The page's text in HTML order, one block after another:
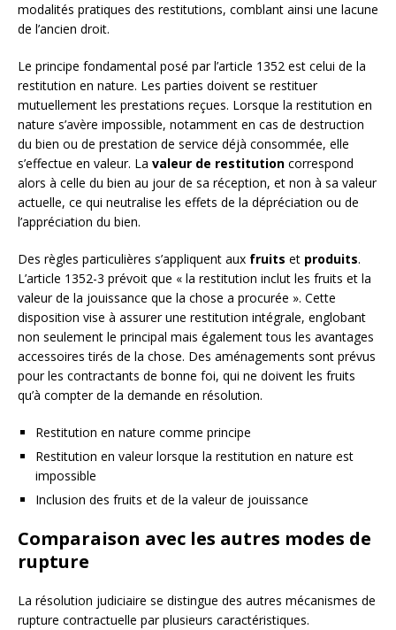
modalités pratiques des restitutions, comblant ainsi une lacune
de l’ancien droit.
Le principe fondamental posé par l’article 1352 est celui de la
restitution en nature. Les parties doivent se restituer
mutuellement les prestations reçues. Lorsque la restitution en
nature s’avère impossible, notamment en cas de destruction
du bien ou de prestation de service déjà consommée, elle
s’effectue en valeur. La valeur de restitution correspond
alors à celle du bien au jour de sa réception, et non à sa valeur
actuelle, ce qui neutralise les effets de la dépréciation ou de
l’appréciation du bien.
Des règles particulières s’appliquent aux fruits et produits.
L’article 1352-3 prévoit que « la restitution inclut les fruits et la
valeur de la jouissance que la chose a procurée ». Cette
disposition vise à assurer une restitution intégrale, englobant
non seulement le principal mais également tous les avantages
accessoires tirés de la chose. Des aménagements sont prévus
pour les contractants de bonne foi, qui ne doivent les fruits
qu’à compter de la demande en résolution.
Restitution en nature comme principe
Restitution en valeur lorsque la restitution en nature est
impossible
Inclusion des fruits et de la valeur de jouissance
Comparaison avec les autres modes de
rupture
La résolution judiciaire se distingue des autres mécanismes de
rupture contractuelle par plusieurs caractéristiques.